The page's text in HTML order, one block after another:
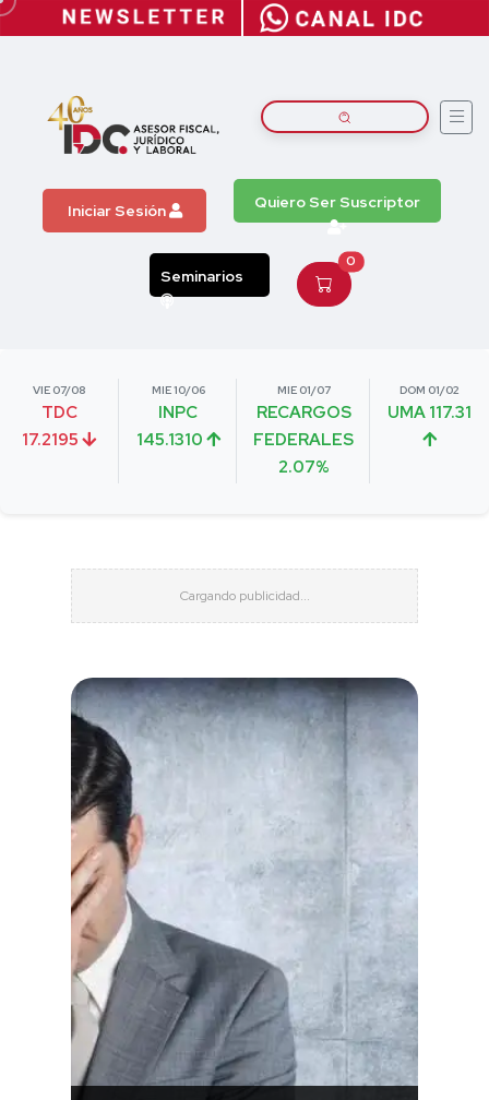
Iniciar Sesión Quiero Ser Suscriptor
Seminarios
0
VIE 07/08
TDC
17.2195
MIE 10/06
INPC
145.1310
MIE 01/07
RECARGOS
FEDERALES
2.07%
DOM 01/02
UMA 117.31